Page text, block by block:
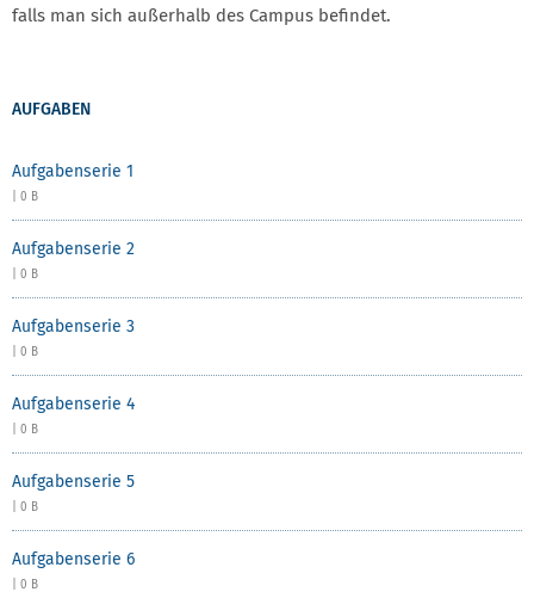
falls man sich außerhalb des Campus befindet.
AUFGABEN
Aufgabenserie 1
| 0 B
Aufgabenserie 2
| 0 B
Aufgabenserie 3
| 0 B
Aufgabenserie 4
| 0 B
Aufgabenserie 5
| 0 B
Aufgabenserie 6
| 0 B